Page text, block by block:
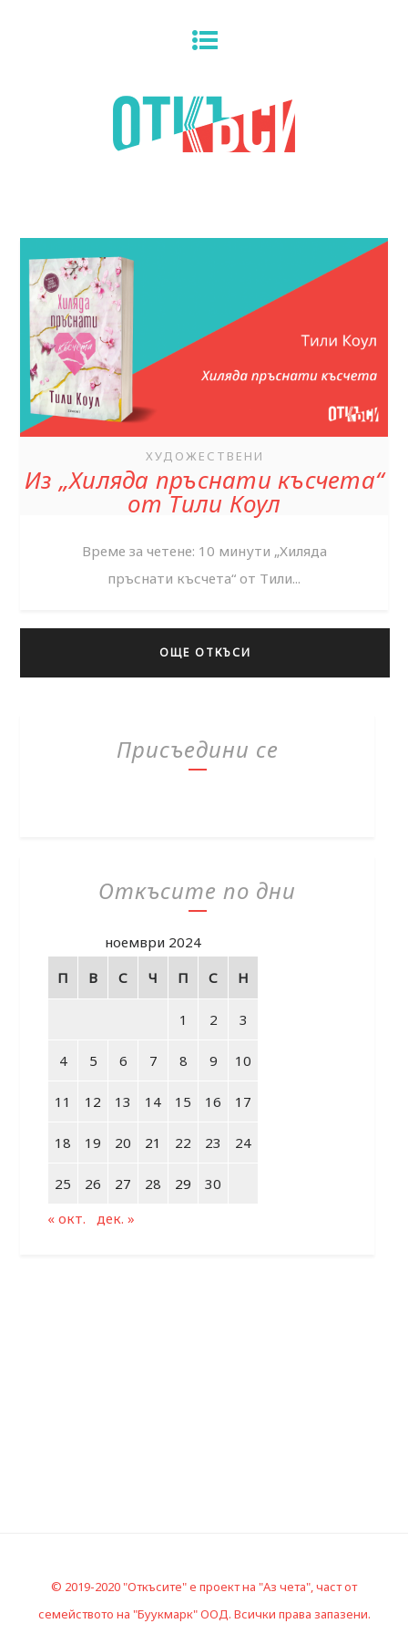
ХУДОЖЕСТВЕНИ
Из „Хиляда пръснати късчета“
от Тили Коул
Време за четене: 10 минути „Хиляда
пръснати късчета“ от Тили...
ОЩЕ ОТКЪСИ
Присъедини се
Откъсите по дни
ноември 2024
П
В С Ч П С Н
1 2 3
4 5 6 7 8 9 10
11 12 13 14 15 16 17
18 19 20 21 22 23 24
25 26 27 28 29
30
« окт.
дек. »
© 2019-2020 "Откъсите" е проект на "Аз чета", част от
семейството на "Буукмарк" ООД. Всички права запазени.